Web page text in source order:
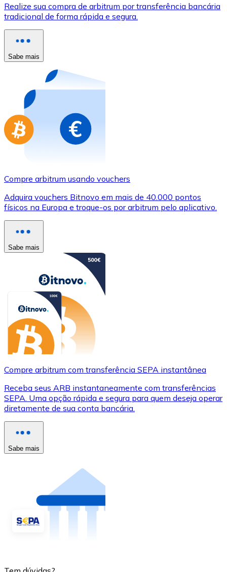
Use cartões Visa e Mastercard para comprar
Comprar com cartão
Compre cartões-presente das suas marcas favoritas
Ir para a loja de cartões-presente
Realize sua compra de arbitrum por transferência bancária
tradicional de forma rápida e segura.
Sabe mais
Compre arbitrum usando vouchers
Adquira vouchers Bitnovo em mais de 40.000 pontos
físicos na Europa e troque-os por arbitrum pelo aplicativo.
Sabe mais
Compre arbitrum com transferência SEPA instantânea
Receba seus ARB instantaneamente com transferências
SEPA. Uma opção rápida e segura para quem deseja operar
diretamente de sua conta bancária.
Sabe mais